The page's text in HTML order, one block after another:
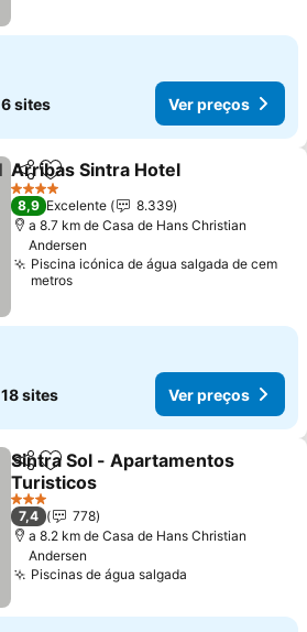
6 sites Ver preços
PartilharAdicionar aos favoritos
Arribas Sintra Hotel
4 Estrelas
8,9 Excelente
8.339
a 8.7 km de Casa de Hans Christian
Andersen
Piscina icónica de água salgada de cem
metros
18 sites Ver preços
PartilharAdicionar aos favoritos
Sintra Sol - Apartamentos
Turisticos
Ver preços
3 Estrelas
7,4
778
a 8.2 km de Casa de Hans Christian
Andersen
Piscinas de água salgada